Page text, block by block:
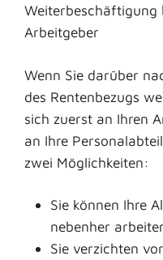
Weiterbeschäftigung
Arbeitgeber
Wenn Sie darüber
des Rentenbezugs
sich zuerst an Ihren
an Ihre
zwei Möglichkeiten:
Sie können Ihre
nebenher
Sie verzichten